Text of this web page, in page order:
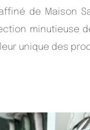
de Maison
minutieuse
unique des